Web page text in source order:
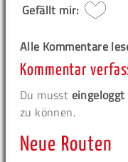
Gefällt mir:
Alle Kommentare
Kommentar
Du musst eingeloggt
zu können.
Neue Routen